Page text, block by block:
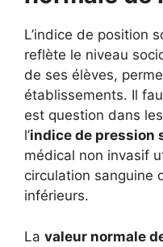
L’indice de position
reflète le niveau
de ses élèves,
établissements. Il
est question dans
l’indice de pression
médical non invasif
circulation sanguine
inférieurs.
La valeur normale